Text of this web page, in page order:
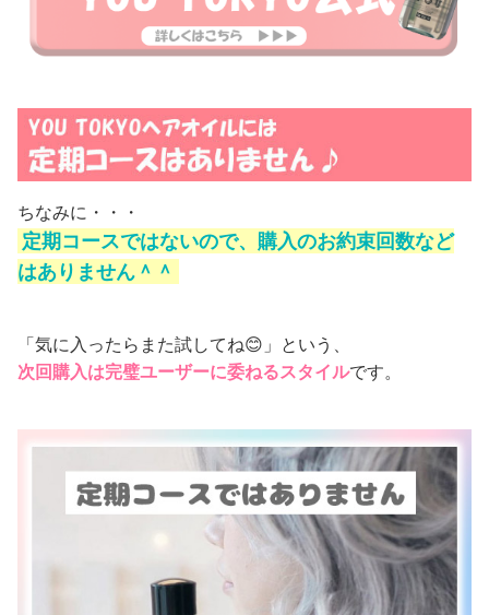
ちなみに・・・
定期コースではないので、購入のお約束回数など
はありません＾＾
「気に入ったらまた試してね😊」という、
次回購入は完璧ユーザーに委ねるスタイルです。